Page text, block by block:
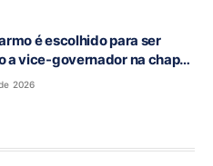
é escolhido para ser
a vice-governador na chapa
2026